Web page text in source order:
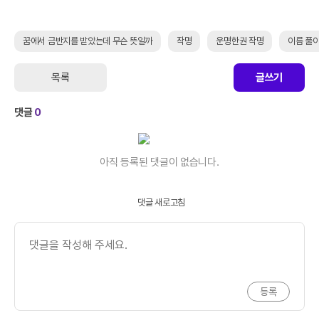
꿈에서 금반지를 받았는데 무슨 뜻일까 작명 운명한권 작명 이름 풀
목록 글쓰기
댓글0
아직 등록된 댓글이 없습니다.
댓글 새로고침